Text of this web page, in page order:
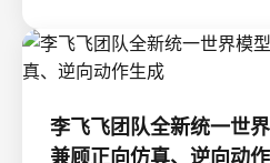
李飞飞团队全新统一世
兼顾正向仿真、逆向动